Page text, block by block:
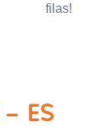
filas!
ES